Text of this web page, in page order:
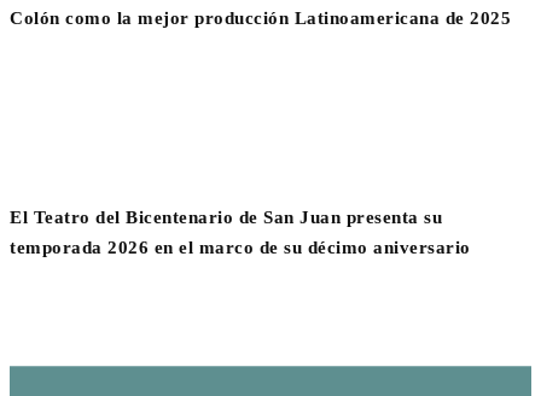
Colón como la mejor producción Latinoamericana de 2025
El Teatro del Bicentenario de San Juan presenta su
temporada 2026 en el marco de su décimo aniversario